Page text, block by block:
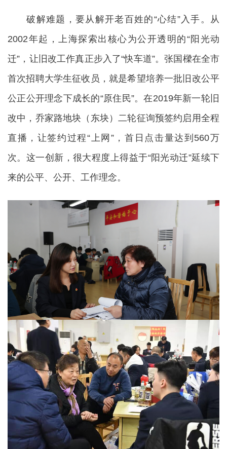
破解难题，要从解开老百姓的“心结”入手。从
2002年起，上海探索出核心为公开透明的“阳光动
迁”，让旧改工作真正步入了“快车道”。张国樑在全市
首次招聘大学生征收员，就是希望培养一批旧改公平
公正公开理念下成长的“原住民”。在2019年新一轮旧
改中，乔家路地块（东块）二轮征询预签约启用全程
直播，让签约过程“上网”，首日点击量达到560万
次。这一创新，很大程度上得益于“阳光动迁”延续下
来的公平、公开、工作理念。